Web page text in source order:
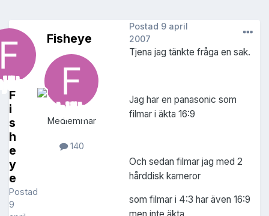
F
i
s
h
e
y
e
Postad
9
Fisheye
Medlemmar
140
Postad 9 april
2007
Tjena jag tänkte fråga en sak.
Jag har en panasonic som
filmar i äkta 16:9
Och sedan filmar jag med 2
hårddisk kameror
som filmar i 4:3 har även 16:9